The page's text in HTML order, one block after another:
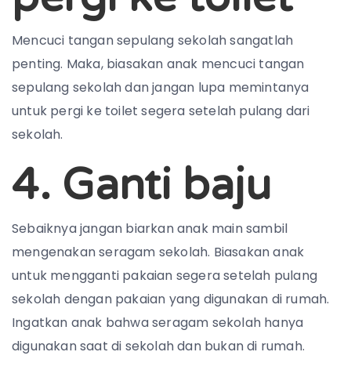
Mencuci tangan sepulang sekolah sangatlah
penting. Maka, biasakan anak mencuci tangan
sepulang sekolah dan jangan lupa memintanya
untuk pergi ke toilet segera setelah pulang dari
sekolah.
4. Ganti baju
Sebaiknya jangan biarkan anak main sambil
mengenakan seragam sekolah. Biasakan anak
untuk mengganti pakaian segera setelah pulang
sekolah dengan pakaian yang digunakan di rumah.
Ingatkan anak bahwa seragam sekolah hanya
digunakan saat di sekolah dan bukan di rumah.